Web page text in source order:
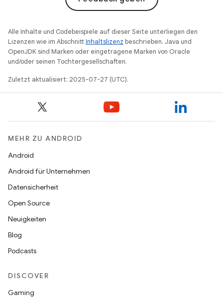
Alle Inhalte und Codebeispiele auf dieser Seite unterliegen den
Lizenzen wie im AbschnittInhaltslizenz beschrieben. Java und
OpenJDK sind Marken oder eingetragene Marken von Oracle
und/oder seinen Tochtergesellschaften.
Zuletzt aktualisiert: 2025-07-27 (UTC).
MEHR ZU ANDROID
Android
Android für Unternehmen
Datensicherheit
Open Source
Neuigkeiten
Blog
Podcasts
DISCOVER
Gaming